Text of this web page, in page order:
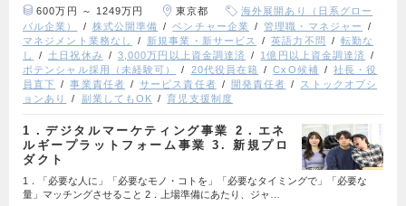
600万円 ～ 1249万円 東京都
海外展開あり（日系グロー
バル企業）
株式公開準備 ベンチャー企業
管理職・マネジャー
マネジメント業務なし
新規事業・新サービス 英語力不問
転勤な
し
土日祝休み 3,000万円以上資金調達済
1億円以上資金調達済
ポテンシャル採用（未経験可）
20代役員在籍 CxO候補
社長・役
員直下
事業責任者 サービス責任者 開発責任者
ストックオプシ
ョンあり
副業してもOK 育児支援制度
1．デジタルマーケティング事業 2．エネ
ルギープラットフォーム事業 3. 新規プロ
ダクト
1．「必要な人に」「必要なモノ・コトを」「必要なタイミングで」「必要な
量」マッチングさせること 2．上場準備にあたり、ジャ…